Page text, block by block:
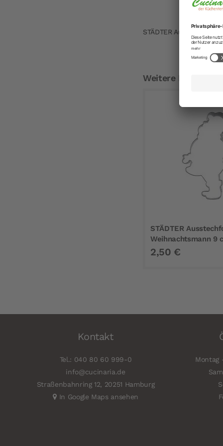
STÄDTER Ausstechform
Weitere
STÄDTER
Weihnachtsmann 9
2,50 €
Kontakt
Tel.: 040 80 60 999-0
info@cucinaria.de
Straßenbahnring 12, 20251 Hamburg
In Google Maps ansehen
Montag